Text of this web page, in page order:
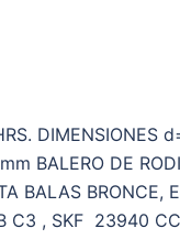
DIMENSIONES
BALERO DE
BALAS BRONCE,
C3 , SKF 23940